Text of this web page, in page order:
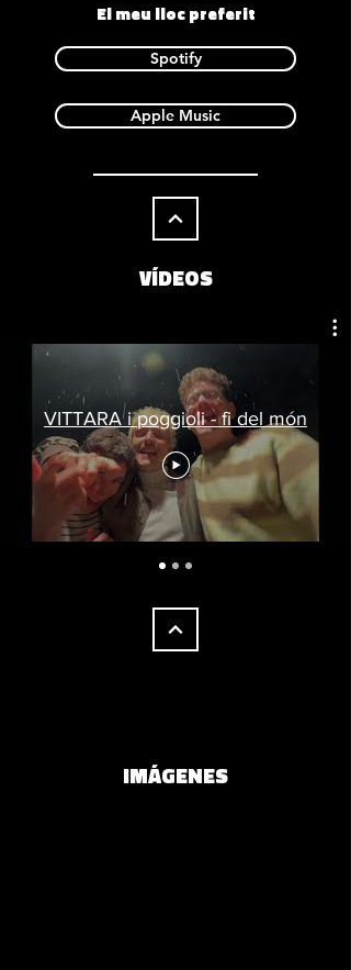
El meu lloc preferit
Spotify
Apple Music
VÍDEOS
VITTARA i poggioli - fi del món
IMÁGENES